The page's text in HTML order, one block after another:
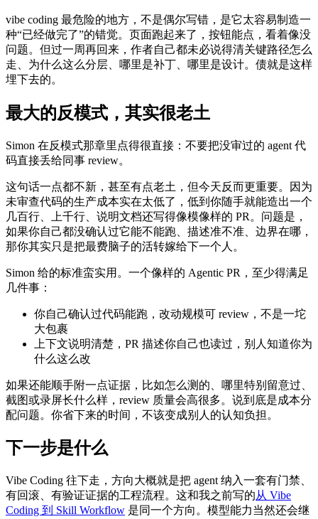
vibe coding 最危险的地方，不是偶尔写错，是它太容易制造一
种“已经做完了”的错觉。页面跑起来了，按钮能点，看着像没
问题。但过一周再回来，作者自己都未必说得清关键路径怎么
走、为什么这么分层、哪里是补丁、哪里是设计。债就是这样
埋下去的。
最大的反模式，其实很老土
Simon 在反模式那章里点得很直接：不要把没审过的 agent 代
码直接丢给同事 review。
这句话一点都不新，甚至有点老土，但今天反而更重要。因为
未审查代码的生产成本实在太低了，低到你随手就能造出一个
几百行、上千行、说明文档还写得像模像样的 PR。问题是，
如果你自己都没确认过它能不能跑、描述准不准、边界在哪，
那你其实只是把最费脑子的活转嫁给下一个人。
Simon 给的标准蛮实用。一个像样的 Agentic PR，至少得满足
几件事：
你自己确认过代码能跑，改动规模可 review，不是一坨
大包裹
上下文说明清楚，PR 描述你自己也读过，别人知道你为
什么这么改
如果还能顺手附一点证据，比如怎么测的、哪里特别留意过、
截图或录屏长什么样，review 质量会高很多。说到底是成本分
配问题。你省下来的时间，不该变成别人的认知负担。
下一步是什么
Vibe Coding 往下走，方向大概就是把 agent 纳入一套有门禁、
有回滚、有验证证据的工程流程。这和我之前写的从 Vibe
Coding 到 Skill Workflow 是同一个方向。模型能力当然还会继